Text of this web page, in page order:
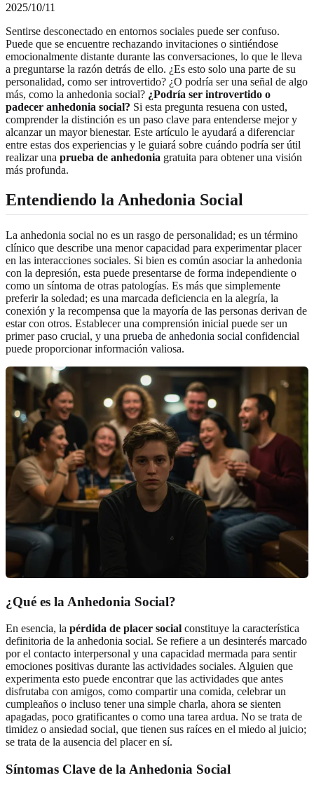
2025/10/11
Sentirse desconectado en entornos sociales puede ser confuso.
Puede que se encuentre rechazando invitaciones o sintiéndose
emocionalmente distante durante las conversaciones, lo que le lleva
a preguntarse la razón detrás de ello. ¿Es esto solo una parte de su
personalidad, como ser introvertido? ¿O podría ser una señal de algo
más, como la anhedonia social? ¿Podría ser introvertido o
padecer anhedonia social? Si esta pregunta resuena con usted,
comprender la distinción es un paso clave para entenderse mejor y
alcanzar un mayor bienestar. Este artículo le ayudará a diferenciar
entre estas dos experiencias y le guiará sobre cuándo podría ser útil
realizar una prueba de anhedonia gratuita para obtener una visión
más profunda.
Entendiendo la Anhedonia Social
La anhedonia social no es un rasgo de personalidad; es un término
clínico que describe una menor capacidad para experimentar placer
en las interacciones sociales. Si bien es común asociar la anhedonia
con la depresión, esta puede presentarse de forma independiente o
como un síntoma de otras patologías. Es más que simplemente
preferir la soledad; es una marcada deficiencia en la alegría, la
conexión y la recompensa que la mayoría de las personas derivan de
estar con otros. Establecer una comprensión inicial puede ser un
primer paso crucial, y una prueba de anhedonia social confidencial
puede proporcionar información valiosa.
¿Qué es la Anhedonia Social?
En esencia, la pérdida de placer social constituye la característica
definitoria de la anhedonia social. Se refiere a un desinterés marcado
por el contacto interpersonal y una capacidad mermada para sentir
emociones positivas durante las actividades sociales. Alguien que
experimenta esto puede encontrar que las actividades que antes
disfrutaba con amigos, como compartir una comida, celebrar un
cumpleaños o incluso tener una simple charla, ahora se sienten
apagadas, poco gratificantes o como una tarea ardua. No se trata de
timidez o ansiedad social, que tienen sus raíces en el miedo al juicio;
se trata de la ausencia del placer en sí.
Síntomas Clave de la Anhedonia Social